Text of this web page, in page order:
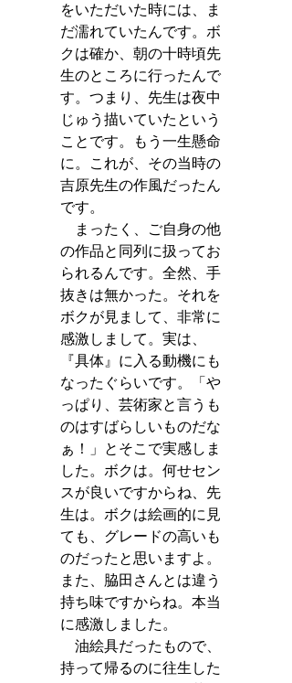
をいただいた時には、ま
だ濡れていたんです。ボ
クは確か、朝の十時頃先
生のところに行ったんで
す。つまり、先生は夜中
じゅう描いていたという
ことです。もう一生懸命
に。これが、その当時の
吉原先生の作風だったん
です。
まったく、ご自身の他
の作品と同列に扱ってお
られるんです。全然、手
抜きは無かった。それを
ボクが見まして、非常に
感激しまして。実は、
『具体』に入る動機にも
なったぐらいです。「や
っぱり、芸術家と言うも
のはすばらしいものだな
ぁ！」とそこで実感しま
した。ボクは。何せセン
スが良いですからね、先
生は。ボクは絵画的に見
ても、グレードの高いも
のだったと思いますよ。
また、脇田さんとは違う
持ち味ですからね。本当
に感激しました。
油絵具だったもので、
持って帰るのに往生した